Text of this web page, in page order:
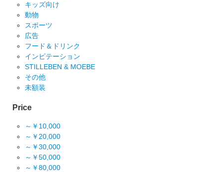
キッズ向け
動物
スポーツ
広告
フード＆ドリンク
インビテーション
STILLEBEN & MOEBE
その他
未額装
Price
～￥10,000
～￥20,000
～￥30,000
～￥50,000
～￥80,000